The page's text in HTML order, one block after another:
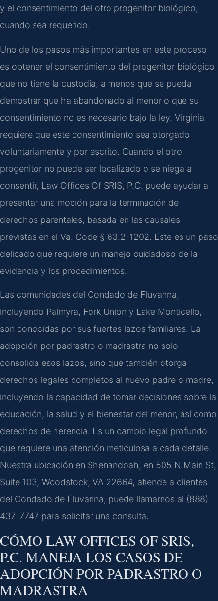
y el consentimiento del otro progenitor biológico,
cuando sea requerido.
Uno de los pasos más importantes en este proceso
es obtener el consentimiento del progenitor biológico
que no tiene la custodia, a menos que se pueda
demostrar que ha abandonado al menor o que su
consentimiento no es necesario bajo la ley. Virginia
requiere que este consentimiento sea otorgado
voluntariamente y por escrito. Cuando el otro
progenitor no puede ser localizado o se niega a
consentir, Law Offices Of SRIS, P.C. puede ayudar a
presentar una moción para la terminación de
derechos parentales, basada en las causales
previstas en el Va. Code § 63.2-1202. Este es un paso
delicado que requiere un manejo cuidadoso de la
evidencia y los procedimientos.
Las comunidades del Condado de Fluvanna,
incluyendo Palmyra, Fork Union y Lake Monticello,
son conocidas por sus fuertes lazos familiares. La
adopción por padrastro o madrastra no solo
consolida esos lazos, sino que también otorga
derechos legales completos al nuevo padre o madre,
incluyendo la capacidad de tomar decisiones sobre la
educación, la salud y el bienestar del menor, así como
derechos de herencia. Es un cambio legal profundo
que requiere una atención meticulosa a cada detalle.
Nuestra ubicación en Shenandoah, en 505 N Main St,
Suite 103, Woodstock, VA 22664, atiende a clientes
del Condado de Fluvanna; puede llamarnos al (888)
437-7747 para solicitar una consulta.
CÓMO LAW OFFICES OF SRIS,
P.C. MANEJA LOS CASOS DE
ADOPCIÓN POR PADRASTRO O
MADRASTRA